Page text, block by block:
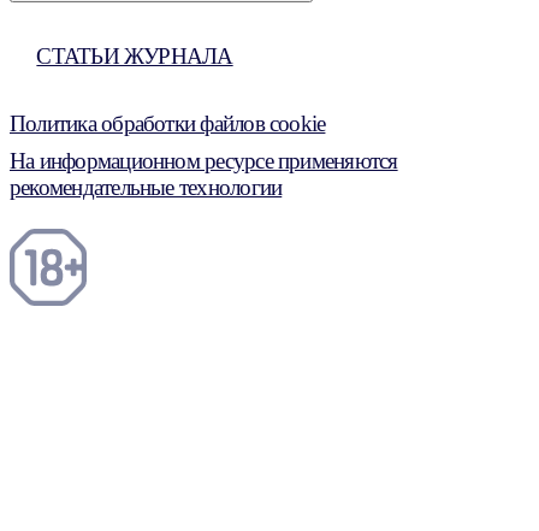
СТАТЬИ ЖУРНАЛА
Политика обработки файлов cookie
На информационном ресурсе применяются
рекомендательные технологии